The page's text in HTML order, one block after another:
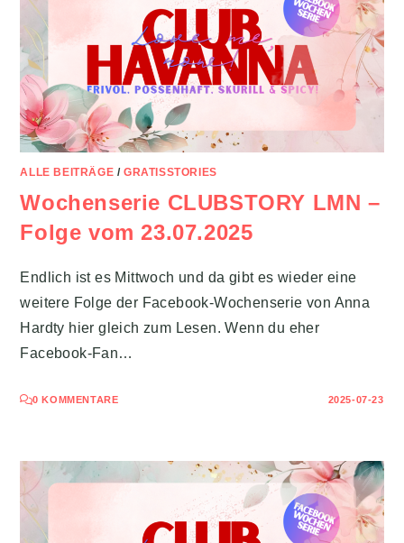
ALLE BEITRÄGE /GRATISSTORIES
Wochenserie CLUBSTORY LMN –
Folge vom 23.07.2025
Endlich ist es Mittwoch und da gibt es wieder eine
weitere Folge der Facebook-Wochenserie von Anna
Hardty hier gleich zum Lesen. Wenn du eher
Facebook-Fan…
0 KOMMENTARE 2025-07-23